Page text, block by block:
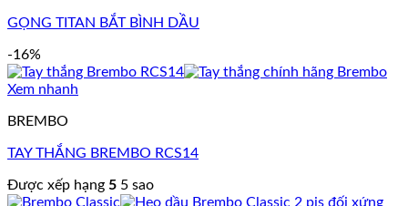
GỌNG TITAN BẮT BÌNH DẦU
-16%
Xem nhanh
BREMBO
TAY THẮNG BREMBO RCS14
Được xếp hạng 5 5 sao